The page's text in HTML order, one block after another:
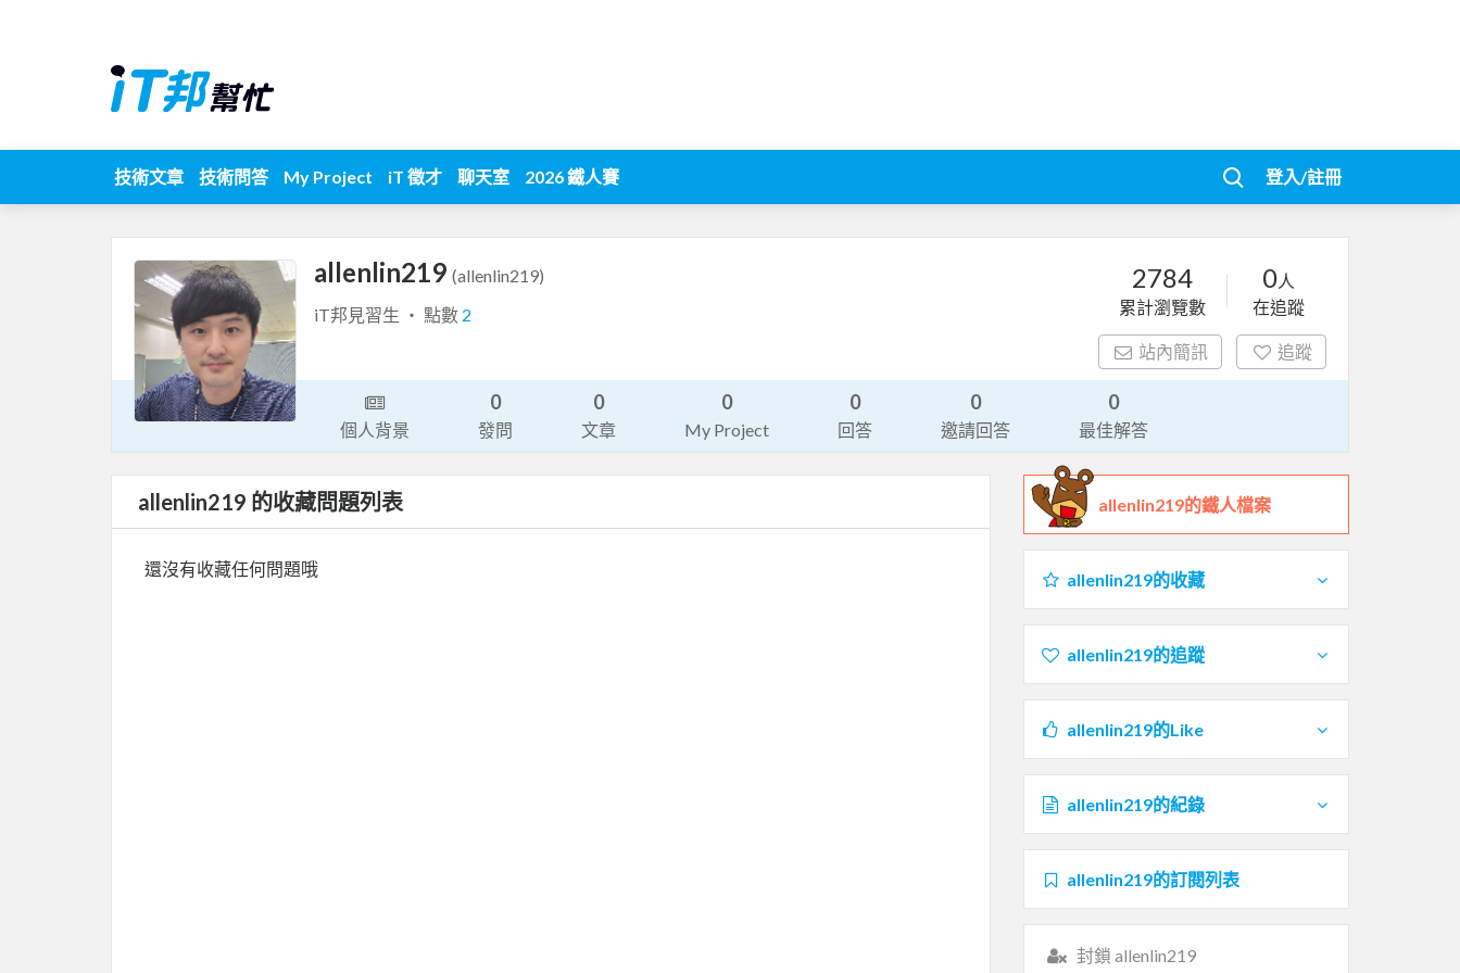
技術文章 技術問答 My Project iT 徵才 聊天室 2026 鐵人賽 登入/註冊
allenlin219 (allenlin219)
iT邦見習生 ‧ 點數 2
2784
累計瀏覽數
0人
在追蹤
站內簡訊 追蹤
個人背景
0
發問
0
文章
0
My Project
0
回答
0
邀請回答
0
最佳解答
allenlin219 的收藏問題列表
還沒有收藏任何問題哦
allenlin219的鐵人檔案
allenlin219的收藏
allenlin219的追蹤
allenlin219的Like
allenlin219的紀錄
allenlin219的訂閱列表
封鎖 allenlin219